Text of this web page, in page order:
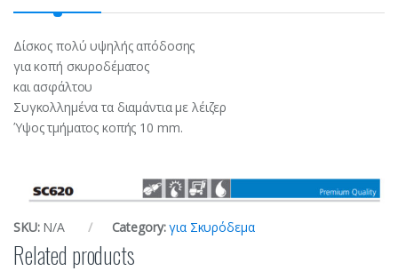
Δίσκος πολύ υψηλής απόδοσης
για κοπή σκυροδέματος
και ασφάλτου
Συγκολλημένα τα διαμάντια με λέιζερ
Ύψος τμήματος κοπής 10 mm.
SKU: N/A Category:για Σκυρόδεμα
Related products